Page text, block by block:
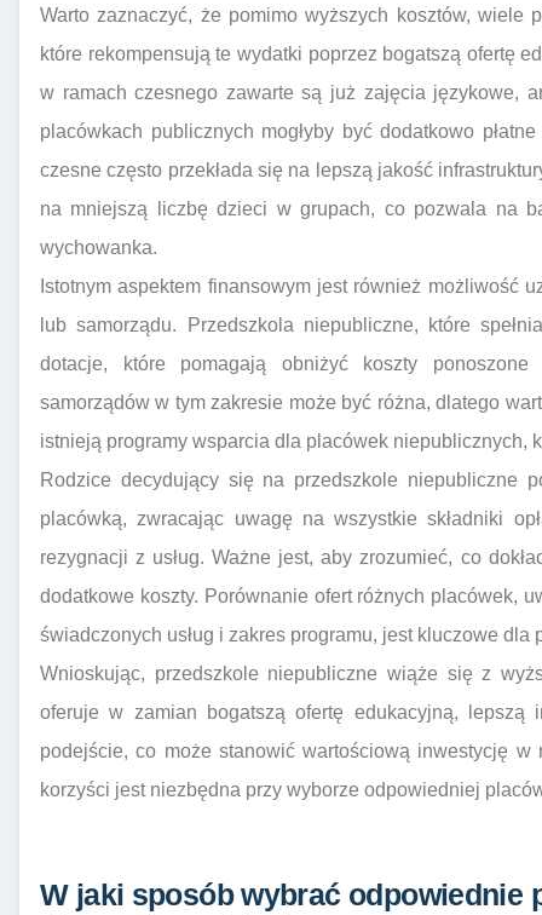
Warto zaznaczyć, że pomimo wyższych kosztów, wiele
które rekompensują te wydatki poprzez bogatszą ofertę
w ramach czesnego zawarte są już zajęcia językowe,
placówkach publicznych mogłyby być dodatkowo
czesne często przekłada się na lepszą jakość
na mniejszą liczbę dzieci w grupach, co pozwala na
wychowanka.
Istotnym aspektem finansowym jest również możliwość
lub samorządu. Przedszkola niepubliczne, które
dotacje, które pomagają obniżyć koszty ponoszone
samorządów w tym zakresie może być różna, dlatego
istnieją programy wsparcia dla placówek niepublicznych,
Rodzice decydujący się na przedszkole niepubliczne
placówką, zwracając uwagę na wszystkie składniki
rezygnacji z usług. Ważne jest, aby zrozumieć, co
dodatkowe koszty. Porównanie ofert różnych placówek,
świadczonych usług i zakres programu, jest kluczowe
Wnioskując, przedszkole niepubliczne wiąże się z
oferuje w zamian bogatszą ofertę edukacyjną, lepszą
podejście, co może stanowić wartościową inwestycję
korzyści jest niezbędna przy wyborze odpowiedniej
W jaki sposób wybrać odpowiednie